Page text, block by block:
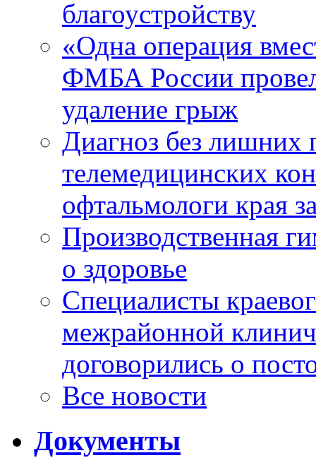
благоустройству
«Одна операция
ФМБА России
удаление грыж
Диагноз без лишних
телемедицинских
офтальмологи края
Производственная
о здоровье
Специалисты
межрайонной
договорились о
Все новости
Документы